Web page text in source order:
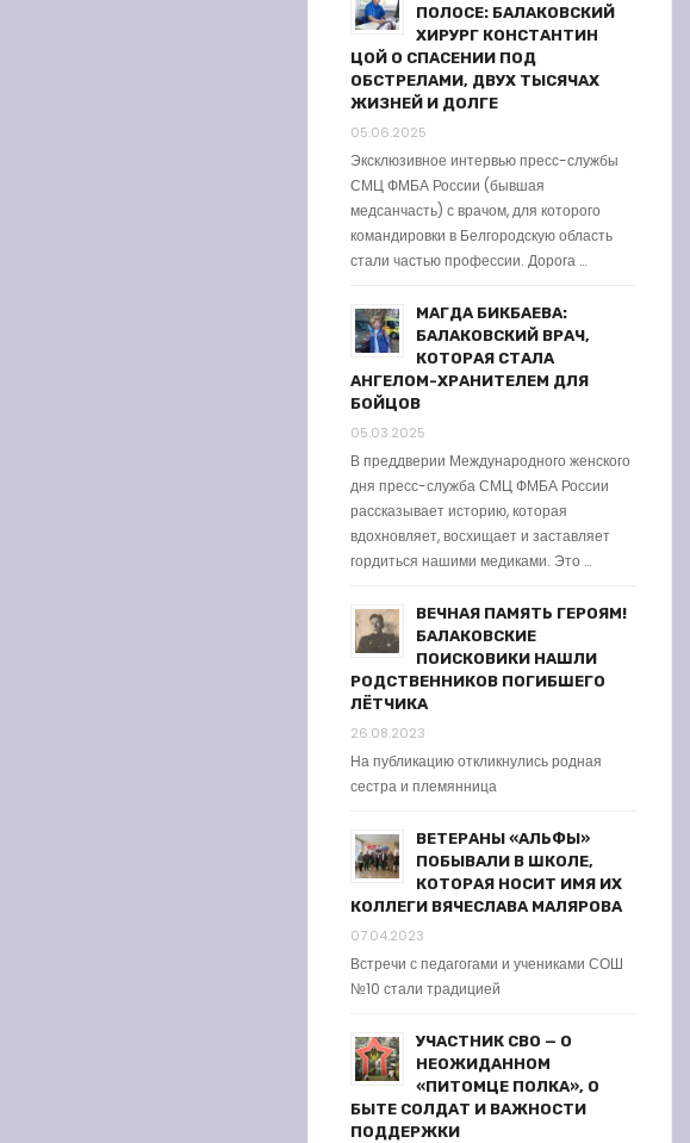
ПОЛОСЕ: БАЛАКОВСКИЙ
ХИРУРГ КОНСТАНТИН
ЦОЙ О СПАСЕНИИ ПОД
ОБСТРЕЛАМИ, ДВУХ ТЫСЯЧАХ
ЖИЗНЕЙ И ДОЛГЕ
05.06.2025
Эксклюзивное интервью пресс-службы
СМЦ ФМБА России (бывшая
медсанчасть) с врачом, для которого
командировки в Белгородскую область
стали частью профессии. Дорога …
МАГДА БИКБАЕВА:
БАЛАКОВСКИЙ ВРАЧ,
КОТОРАЯ СТАЛА
АНГЕЛОМ-ХРАНИТЕЛЕМ ДЛЯ
БОЙЦОВ
05.03.2025
В преддверии Международного женского
дня пресс-служба СМЦ ФМБА России
рассказывает историю, которая
вдохновляет, восхищает и заставляет
гордиться нашими медиками. Это …
ВЕЧНАЯ ПАМЯТЬ ГЕРОЯМ!
БАЛАКОВСКИЕ
ПОИСКОВИКИ НАШЛИ
РОДСТВЕННИКОВ ПОГИБШЕГО
ЛЁТЧИКА
26.08.2023
На публикацию откликнулись родная
сестра и племянница
ВЕТЕРАНЫ «АЛЬФЫ»
ПОБЫВАЛИ В ШКОЛЕ,
КОТОРАЯ НОСИТ ИМЯ ИХ
КОЛЛЕГИ ВЯЧЕСЛАВА МАЛЯРОВА
07.04.2023
Встречи с педагогами и учениками СОШ
№10 стали традицией
УЧАСТНИК СВО — О
НЕОЖИДАННОМ
«ПИТОМЦЕ ПОЛКА», О
БЫТЕ СОЛДАТ И ВАЖНОСТИ
ПОДДЕРЖКИ